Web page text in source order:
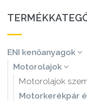
ENI kenőanyagok
Motorolajok
Motorolajok
Motorkerékpár